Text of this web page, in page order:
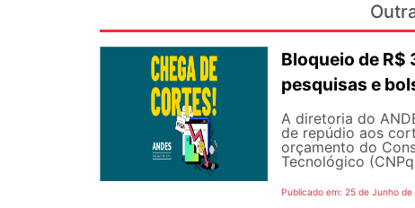
Bloqueio de
pesquisas e
A diretoria do
de repúdio aos
orçamento do
Tecnológico
Publicado em: 25 de Junho de